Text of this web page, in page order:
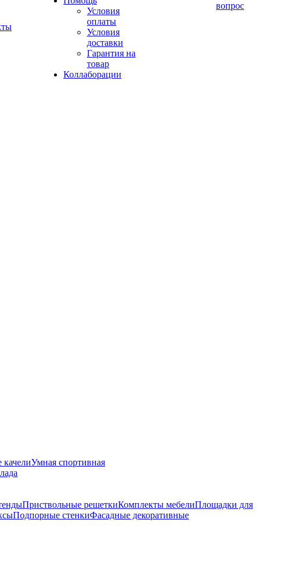
Условия
оплаты
Условия
доставки
Гарантия на
товар
Коллаборации
вопрос
качелиУмная спортивная
Приствольные решеткиКомплекты мебелиПлощадки для
Подпорные стенкиФасадные декоративные